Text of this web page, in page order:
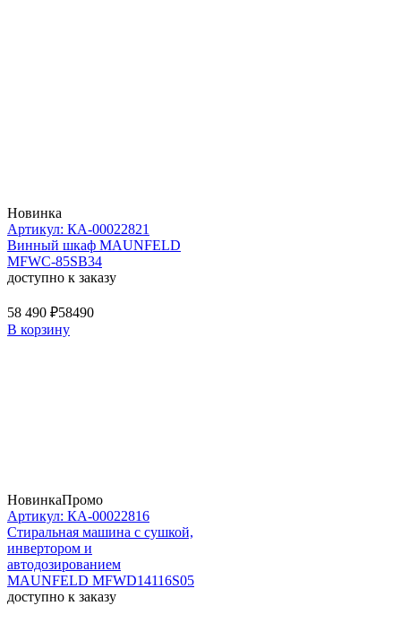
Новинка
Артикул: КА-00022821
Винный шкаф MAUNFELD
MFWC-85SB34
доступно к заказу
58 490 ₽58490
В корзину
НовинкаПромо
Артикул: КА-00022816
Стиральная машина c сушкой,
инвертором и
автодозированием
MAUNFELD MFWD14116S05
доступно к заказу